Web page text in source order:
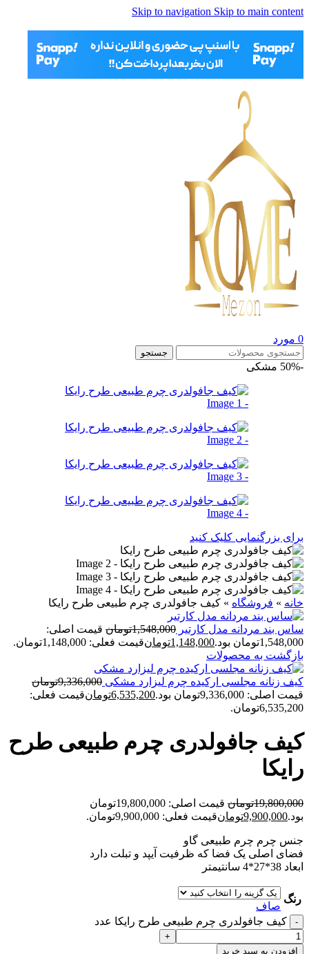
Skip to navigation Skip to main content
0 مورد
جستجو
-50% مشکی
برای بزرگنمایی کلیک کنید
خانه » فروشگاه » کيف جافولدری چرم طبيعی طرح رايکا
ساس بند مردانه مدل کارتير 1,548,000تومان قیمت اصلی:
1,548,000تومان بود.
1,148,000تومانقیمت فعلی: 1,148,000تومان.
بازگشت به محصولات
کيف زنانه مجلسی ارکيده چرم ليزارد مشکی 9,336,000تومان
قیمت اصلی: 9,336,000تومان بود.
6,535,200تومانقیمت فعلی:
6,535,200تومان.
کيف جافولدری چرم طبيعی طرح
رايکا
19,800,000تومان
قیمت اصلی: 19,800,000تومان
بود.9,900,000تومانقیمت فعلی: 9,900,000تومان.
جنس چرم چرم طبیعی گاو
فضای اصلی یک فضا که ظرفیت آیپد و تبلت دارد
ابعاد 38*27*4 سانتیمتر
رنگ
صاف
کيف جافولدری چرم طبيعی طرح رايکا عدد
افزودن به سبد خرید